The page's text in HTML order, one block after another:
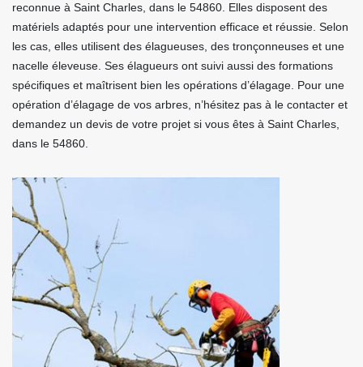
reconnue à Saint Charles, dans le 54860. Elles disposent des
matériels adaptés pour une intervention efficace et réussie. Selon
les cas, elles utilisent des élagueuses, des tronçonneuses et une
nacelle éleveuse. Ses élagueurs ont suivi aussi des formations
spécifiques et maîtrisent bien les opérations d’élagage. Pour une
opération d’élagage de vos arbres, n’hésitez pas à le contacter et
demandez un devis de votre projet si vous êtes à Saint Charles,
dans le 54860.